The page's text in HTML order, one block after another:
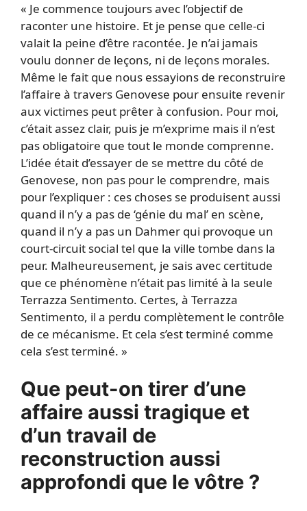
« Je commence toujours avec l’objectif de
raconter une histoire. Et je pense que celle-ci
valait la peine d’être racontée. Je n’ai jamais
voulu donner de leçons, ni de leçons morales.
Même le fait que nous essayions de reconstruire
l’affaire à travers Genovese pour ensuite revenir
aux victimes peut prêter à confusion. Pour moi,
c’était assez clair, puis je m’exprime mais il n’est
pas obligatoire que tout le monde comprenne.
L’idée était d’essayer de se mettre du côté de
Genovese, non pas pour le comprendre, mais
pour l’expliquer : ces choses se produisent aussi
quand il n’y a pas de ‘génie du mal’ en scène,
quand il n’y a pas un Dahmer qui provoque un
court-circuit social tel que la ville tombe dans la
peur. Malheureusement, je sais avec certitude
que ce phénomène n’était pas limité à la seule
Terrazza Sentimento. Certes, à Terrazza
Sentimento, il a perdu complètement le contrôle
de ce mécanisme. Et cela s’est terminé comme
cela s’est terminé. »
Que peut-on tirer d’une
affaire aussi tragique et
d’un travail de
reconstruction aussi
approfondi que le vôtre ?